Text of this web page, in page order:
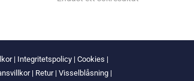
| Integritetspolicy |Cookies |
| Retur|Visselblåsning |